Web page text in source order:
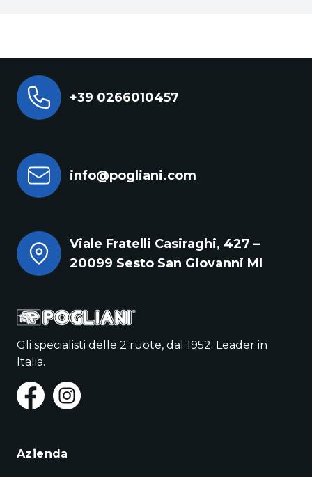
+39 0266010457
info@pogliani.com
Viale Fratelli Casiraghi, 427 –
20099 Sesto San Giovanni MI
Gli specialisti delle 2 ruote, dal 1952. Leader in
Italia.
Azienda